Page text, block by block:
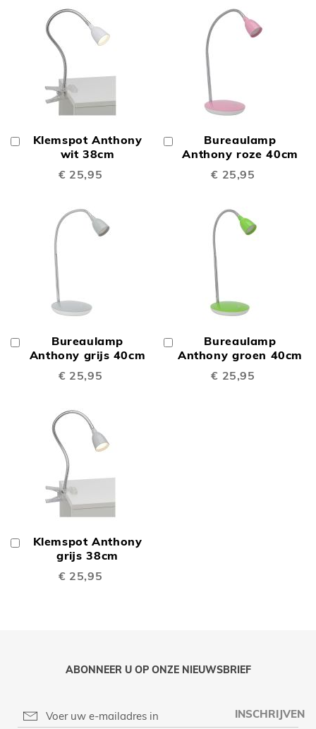
Klemspot Anthony
wit 38cm
€ 25,95
Winkelwagen
Bureaulamp
Anthony roze 40cm
€ 25,95
Winkelwagen
Bureaulamp
Anthony grijs 40cm
€ 25,95
Winkelwagen
Bureaulamp
Anthony groen 40cm
€ 25,95
Winkelwagen
Klemspot Anthony
grijs 38cm
€ 25,95
Winkelwagen
ABONNEER U OP ONZE NIEUWSBRIEF
INSCHRIJVEN